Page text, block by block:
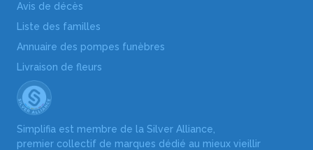
Avis de décès
Liste des familles
Annuaire des pompes funèbres
Livraison de fleurs
Simplifia est membre de la Silver Alliance,
premier collectif de marques dédié au mieux vieillir